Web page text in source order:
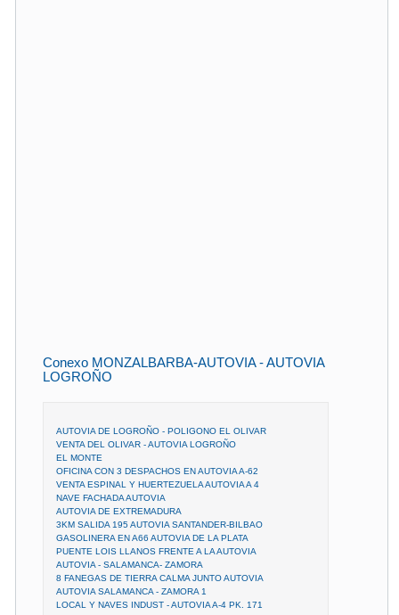
Conexo MONZALBARBA-AUTOVIA - AUTOVIA
LOGROÑO
AUTOVIA DE LOGROÑO - POLIGONO EL OLIVAR
VENTA DEL OLIVAR - AUTOVIA LOGROÑO
EL MONTE
OFICINA CON 3 DESPACHOS EN AUTOVIA A-62
VENTA ESPINAL Y HUERTEZUELA AUTOVIA A 4
NAVE FACHADA AUTOVIA
AUTOVIA DE EXTREMADURA
3KM SALIDA 195 AUTOVIA SANTANDER-BILBAO
GASOLINERA EN A66 AUTOVIA DE LA PLATA
PUENTE LOIS LLANOS FRENTE A LA AUTOVIA
AUTOVIA - SALAMANCA- ZAMORA
8 FANEGAS DE TIERRA CALMA JUNTO AUTOVIA
AUTOVIA SALAMANCA - ZAMORA 1
LOCAL Y NAVES INDUST - AUTOVIA A-4 PK. 171